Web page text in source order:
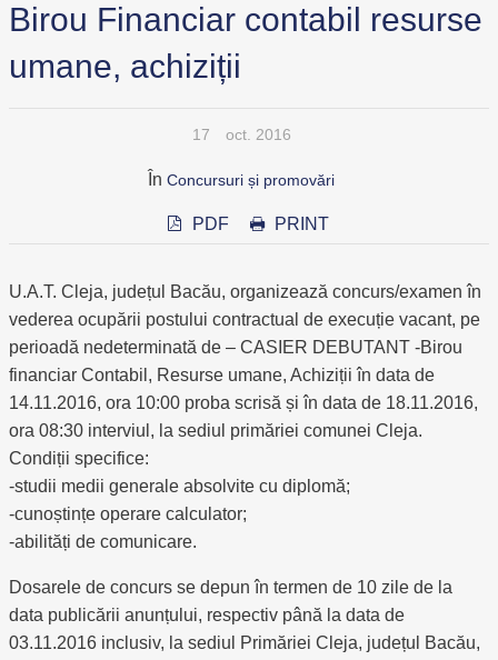
Birou Financiar contabil resurse
umane, achiziții
17 oct. 2016
În Concursuri și promovări
PDF PRINT
U.A.T. Cleja, județul Bacău, organizează concurs/examen în
vederea ocupării postului contractual de execuție vacant, pe
perioadă nedeterminată de – CASIER DEBUTANT -Birou
financiar Contabil, Resurse umane, Achiziții în data de
14.11.2016, ora 10:00 proba scrisă și în data de 18.11.2016,
ora 08:30 interviul, la sediul primăriei comunei Cleja.
Condiții specifice:
-studii medii generale absolvite cu diplomă;
-cunoștințe operare calculator;
-abilități de comunicare.
Dosarele de concurs se depun în termen de 10 zile de la
data publicării anunțului, respectiv până la data de
03.11.2016 inclusiv, la sediul Primăriei Cleja, județul Bacău,